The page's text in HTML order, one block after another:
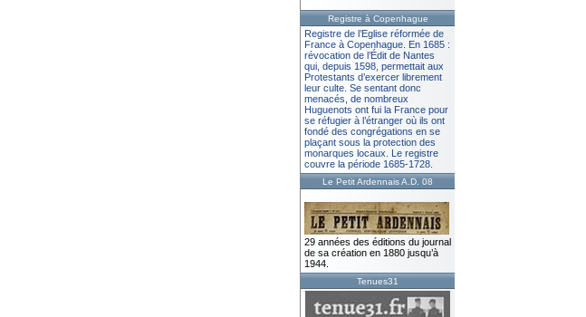
Registre à Copenhague
Registre de l’Eglise réformée de
France à Copenhague. En 1685 :
révocation de l’Édit de Nantes
qui, depuis 1598, permettait aux
Protestants d’exercer librement
leur culte. Se sentant donc
menacés, de nombreux
Huguenots ont fui la France pour
se réfugier à l’étranger où ils ont
fondé des congrégations en se
plaçant sous la protection des
monarques locaux. Le registre
couvre la période 1685-1728.
Le Petit Ardennais A.D. 08
29 années des éditions du journal
de sa création en 1880 jusqu’à
1944.
Tenues31